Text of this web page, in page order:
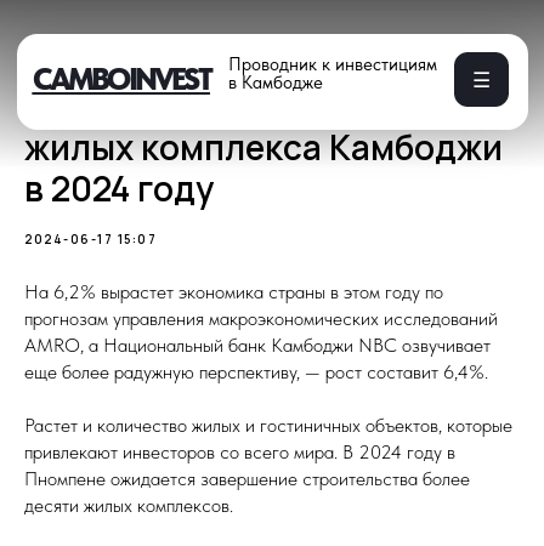
в Камбодже
5 самых перспективных
жилых комплекса Камбоджи
в 2024 году
2024-06-17 15:07
На 6,2% вырастет экономика страны в этом году по
прогнозам управления макроэкономических исследований
AMRO, а Национальный банк Камбоджи NBC озвучивает
еще более радужную перспективу, — рост составит 6,4%.
Растет и количество жилых и гостиничных объектов, которые
привлекают инвесторов со всего мира. В 2024 году в
Пномпене ожидается завершение строительства более
десяти жилых комплексов.